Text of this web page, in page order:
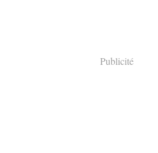
Publicité